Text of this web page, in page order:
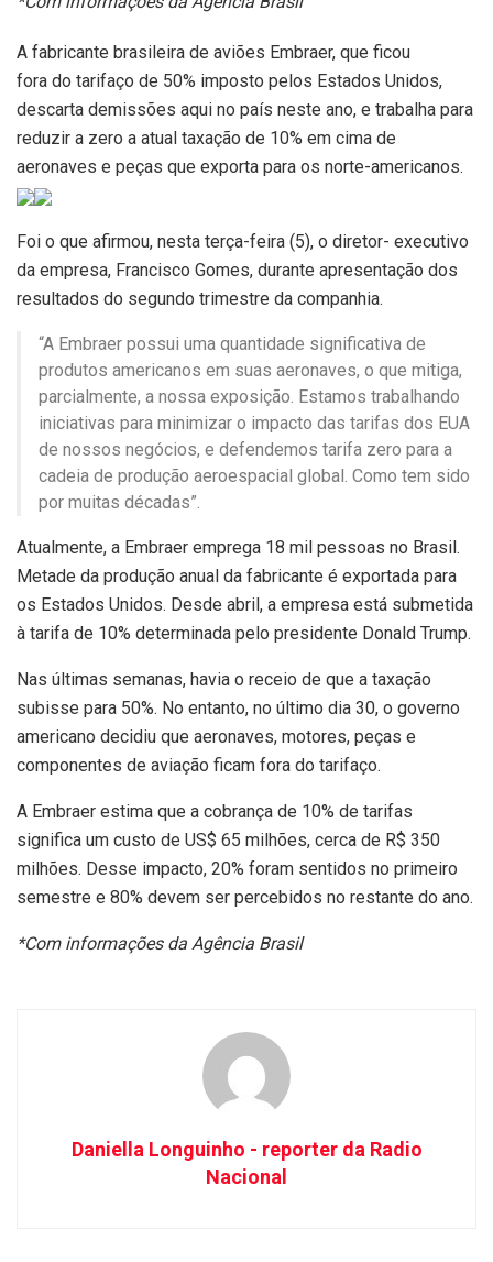
A fabricante brasileira de aviões Embraer, que ficou
fora do tarifaço de 50% imposto pelos Estados Unidos,
descarta demissões aqui no país neste ano, e trabalha para
reduzir a zero a atual taxação de 10% em cima de
aeronaves e peças que exporta para os norte-americanos.
Foi o que afirmou, nesta terça-feira (5), o diretor- executivo
da empresa, Francisco Gomes, durante apresentação dos
resultados do segundo trimestre da companhia.
“A Embraer possui uma quantidade significativa de
produtos americanos em suas aeronaves, o que mitiga,
parcialmente, a nossa exposição. Estamos trabalhando
iniciativas para minimizar o impacto das tarifas dos EUA
de nossos negócios, e defendemos tarifa zero para a
cadeia de produção aeroespacial global. Como tem sido
por muitas décadas”.
Atualmente, a Embraer emprega 18 mil pessoas no Brasil.
Metade da produção anual da fabricante é exportada para
os Estados Unidos. Desde abril, a empresa está submetida
à tarifa de 10% determinada pelo presidente Donald Trump.
Nas últimas semanas, havia o receio de que a taxação
subisse para 50%. No entanto, no último dia 30, o governo
americano decidiu que aeronaves, motores, peças e
componentes de aviação ficam fora do tarifaço.
A Embraer estima que a cobrança de 10% de tarifas
significa um custo de US$ 65 milhões, cerca de R$ 350
milhões. Desse impacto, 20% foram sentidos no primeiro
semestre e 80% devem ser percebidos no restante do ano.
*Com informações da Agência Brasil
Daniella Longuinho - reporter da Radio
Nacional